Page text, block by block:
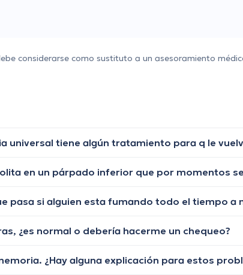
considerarse como sustituto a un asesoramiento
pasa si alguien esta fumando todo el tiempo a
¿es normal o debería hacerme un chequeo?